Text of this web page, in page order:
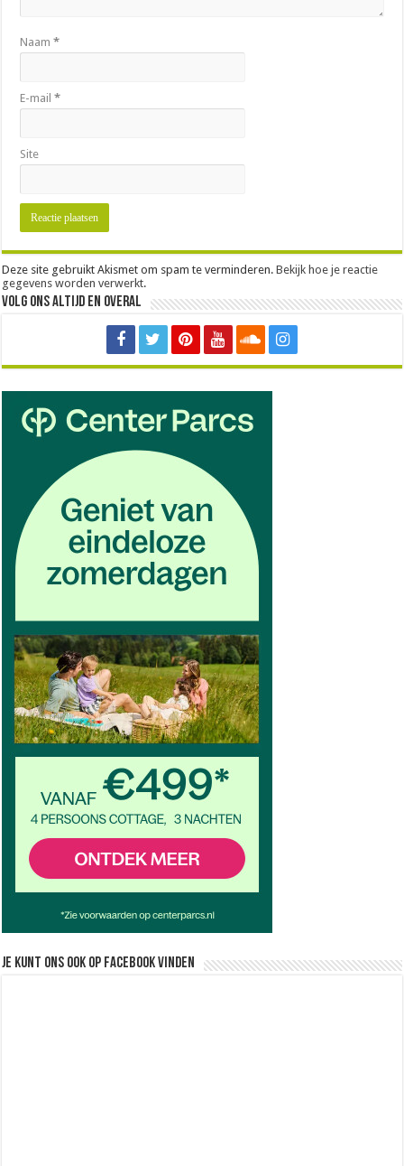
Naam*
E-mail*
Site
Deze site gebruikt Akismet om spam te verminderen.Bekijk hoe je reactie
gegevens worden verwerkt.
Volg ons altijd en overal
Je kunt ons ook op facebook vinden